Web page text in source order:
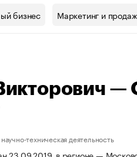
бизнес Маркетинг и
техническая деятельность